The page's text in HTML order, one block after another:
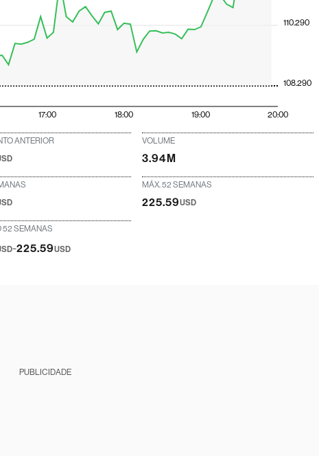
17:00 18:00 19:00 20:00
108.290
110.290
ANTERIOR VOLUME
3.94M
MÁX. 52 SEMANAS
225.59USD
52 SEMANAS
-225.59USD
PUBLICIDADE